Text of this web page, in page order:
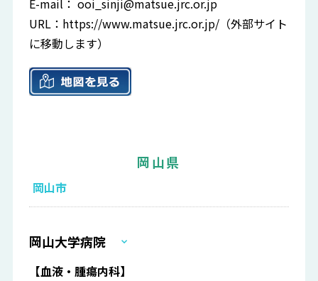
E-mail：ooi_sinji@matsue.jrc.or.jp
URL： https://www.matsue.jrc.or.jp/ （外部サイト
に移動します）
岡山県
岡山市
岡山大学病院
【血液・腫瘍内科】